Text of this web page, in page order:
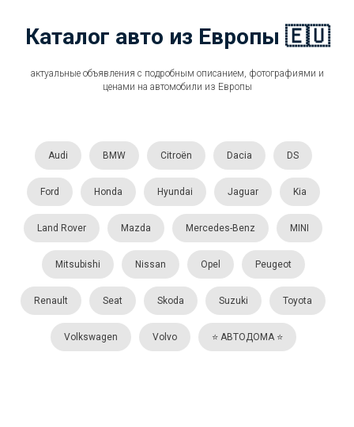
Каталог авто из Европы 🇪🇺
актуальные объявления с подробным описанием, фотографиями и
ценами на автомобили из Европы
Audi BMW Citroën Dacia DS
Ford Honda Hyundai Jaguar Kia
Land Rover Mazda Mercedes-Benz MINI
Mitsubishi Nissan Opel Peugeot
Renault Seat Skoda Suzuki Toyota
Volkswagen Volvo ⭐️ АВТОДОМА ⭐️